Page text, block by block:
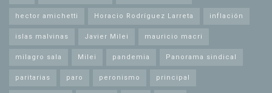
hector amichetti Horacio Rodríguez Larreta inflación
islas malvinas Javier Milei mauricio macri
milagro sala Milei pandemia Panorama sindical
paritarias paro peronismo principal